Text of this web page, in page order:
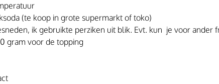
(te koop in grote supermarkt of toko)
ik gebruikte perziken uit blik. Evt. kun  je voor ander
gram voor de topping